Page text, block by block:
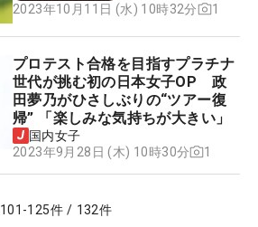
2023年10月11日 (水) 10時32分
1
プロテスト合格を目指すプラチナ
世代が挑む初の日本女子OP 政
田夢乃がひさしぶりの“ツアー復
帰” 「楽しみな気持ちが大きい」
国内女子
2023年9月28日 (木) 10時30分
1
101 -125件 / 132件